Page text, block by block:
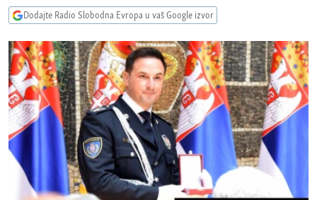
pretragu
INFOGRAFIKE
RAT U UKRAJINI
KINA NA BALKANU
RSE PRIČE IZ SVIJETA
ISPRIČAJ MI
DNEVNO@RSE
SPECIJALI RSE
VIŠE OD NASLOVA
PRATITE NAS
Dodajte Radio Slobodna Evropa u vaš Google izvor